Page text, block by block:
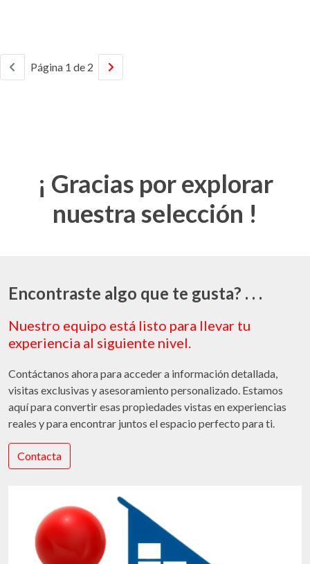
Página 1 de 2
¡ Gracias por explorar
nuestra selección !
Encontraste algo que te gusta? . . .
Nuestro equipo está listo para llevar tu
experiencia al siguiente nivel.
Contáctanos ahora para acceder a información detallada,
visitas exclusivas y asesoramiento personalizado. Estamos
aquí para convertir esas propiedades vistas en experiencias
reales y para encontrar juntos el espacio perfecto para ti.
Contacta